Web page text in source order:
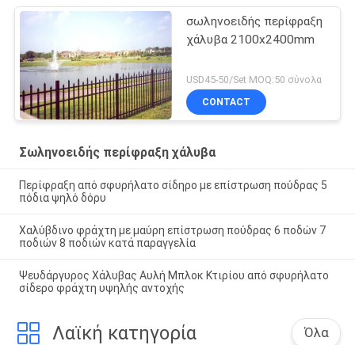
σωληνοειδής περίφραξη
χάλυβα 2100x2400mm
USD45-50/Set MOQ:50 σύνολα
CONTACT
Σωληνοειδής περίφραξη χάλυβα
Περίφραξη από σφυρήλατο σίδηρο με επίστρωση πούδρας 5
πόδια ψηλό δόρυ
Χαλύβδινο φράχτη με μαύρη επίστρωση πούδρας 6 ποδών 7
ποδιών 8 ποδιών κατά παραγγελία
Ψευδάργυρος Χάλυβας Αυλή Μπλοκ Κτιρίου από σφυρήλατο
σίδερο φράχτη υψηλής αντοχής
Λαϊκή κατηγορία Όλα